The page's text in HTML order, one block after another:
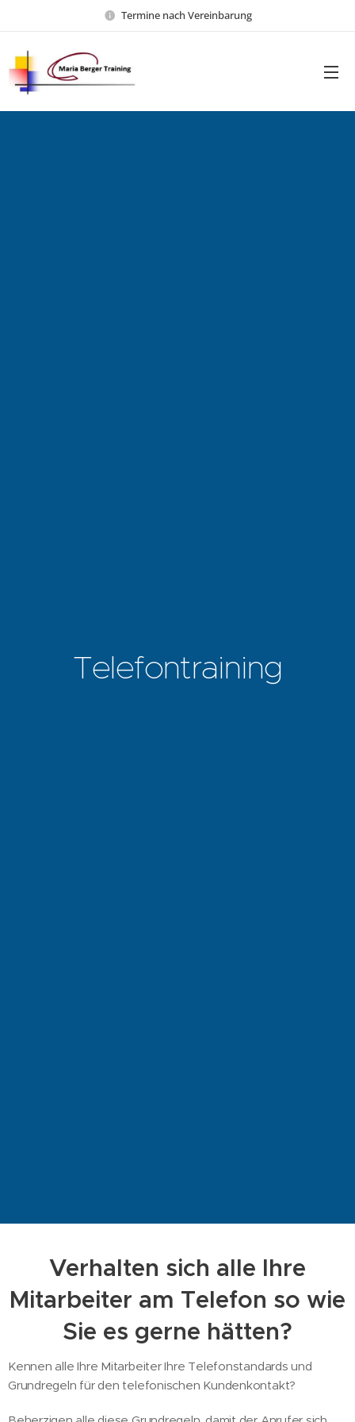
Termine nach Vereinbarung
Telefontraining
Verhalten sich alle Ihre
Mitarbeiter am Telefon so wie
Sie es gerne hätten?
Kennen alle Ihre Mitarbeiter Ihre Telefonstandards und
Grundregeln für den telefonischen Kundenkontakt?